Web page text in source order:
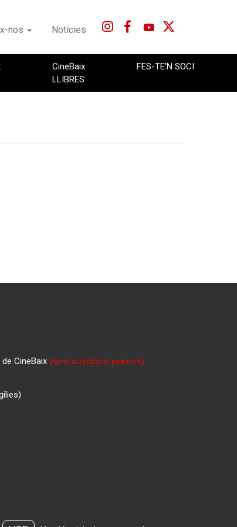
nos Notícies
CineBaix
LLIBRES
FES-TE'N SOCI
de CineBaix(*amb acreditació pertinent)